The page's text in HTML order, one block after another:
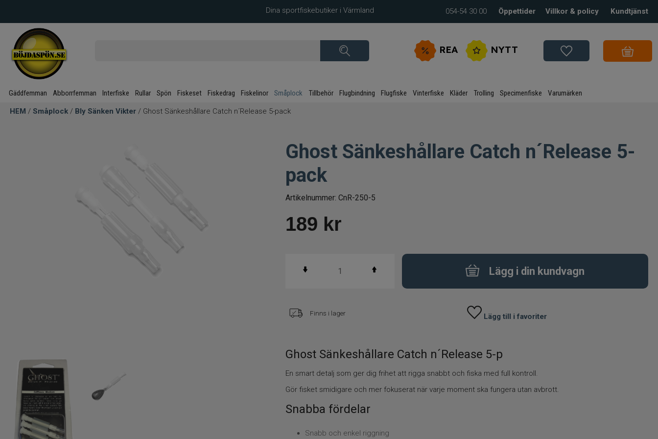
Dina sportfiskebutiker i Värmland 054-54 30 00 Öppettider Villkor & policy Kundtjänst
REA NYTT
Gäddfemman Abborrfemman Interfiske Rullar Spön Fiskeset Fiskedrag Fiskelinor Småplock Tillbehör Flugbindning Flugfiske Vinterfiske Kläder Trolling Specimenfiske Varumärken
HEM / Småplock / Bly Sänken Vikter / Ghost Sänkeshållare Catch n´Release 5-pack
Ghost Sänkeshållare Catch n´Release 5-
pack
Artikelnummer: CnR-250-5
189 kr
Lägg i din kundvagn
Finns i lager Lägg till i favoriter
Ghost Sänkeshållare Catch n´Release 5-p
En smart detalj som ger dig frihet att rigga snabbt och fiska med full kontroll.
Gör fisket smidigare och mer fokuserat när varje moment ska fungera utan avbrott.
Snabba fördelar
Snabb och enkel riggning